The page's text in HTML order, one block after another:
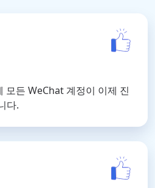
모든 WeChat 계정이 이제 진
다.